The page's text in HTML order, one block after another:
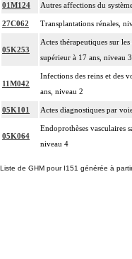
01M124 Autres affections du
27C062 Transplantations rénales,
05K253
Actes thérapeutiques sur
supérieur à 17 ans, niveau 3
11M042
Infections des reins et des
ans, niveau 2
05K101 Actes diagnostiques par
05K064
Endoprothèses vasculaires
niveau 4
Liste de GHM pour I151 générée à